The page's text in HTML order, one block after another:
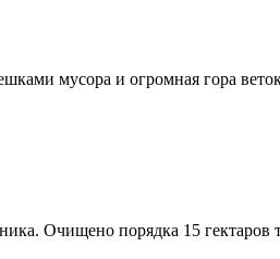
мусора и огромная гора
Очищено порядка 15